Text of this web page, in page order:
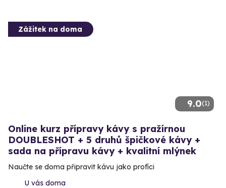
9.0(1)
Zážitek na doma
Online kurz přípravy kávy s pražírnou
DOUBLESHOT + 5 druhů špičkové kávy +
sada na přípravu kávy + kvalitní mlýnek
Naučte se doma připravit kávu jako profíci
U vás doma